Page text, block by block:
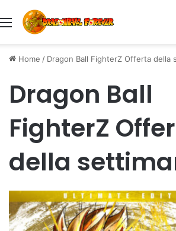
Menu
Home / Dragon Ball FighterZ Offerta della
Dragon Ball
FighterZ
della